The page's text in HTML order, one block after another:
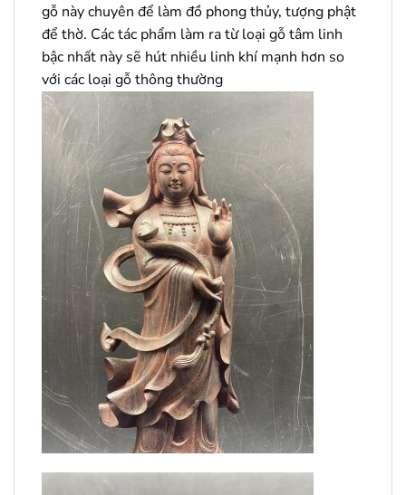
gỗ này chuyên để làm đồ phong thủy, tượng phật
để thờ. Các tác phẩm làm ra từ loại gỗ tâm linh
bậc nhất này sẽ hút nhiều linh khí mạnh hơn so
với các loại gỗ thông thường